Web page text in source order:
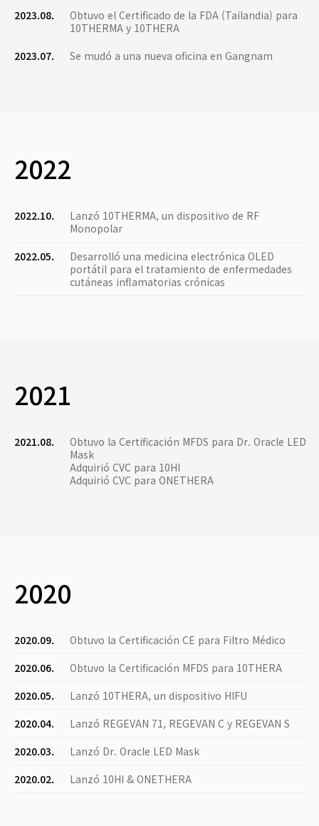
2023.08.
Obtuvo el Certificado de la FDA (Tailandia) para
10THERMA y 10THERA
2023.07.
Se mudó a una nueva oficina en Gangnam
2022
2022.10.
Lanzó 10THERMA, un dispositivo de RF
Monopolar
2022.05.
Desarrolló una medicina electrónica OLED
portátil para el tratamiento de enfermedades
cutáneas inflamatorias crónicas
2021
2021.08.
Obtuvo la Certificación MFDS para Dr. Oracle LED
Mask
Adquirió CVC para 10HI
Adquirió CVC para ONETHERA
2020
2020.09.
Obtuvo la Certificación CE para Filtro Médico
2020.06.
Obtuvo la Certificación MFDS para 10THERA
2020.05.
Lanzó 10THERA, un dispositivo HIFU
2020.04.
Lanzó REGEVAN 71, REGEVAN C y REGEVAN S
2020.03.
Lanzó Dr. Oracle LED Mask
2020.02.
Lanzó 10HI & ONETHERA